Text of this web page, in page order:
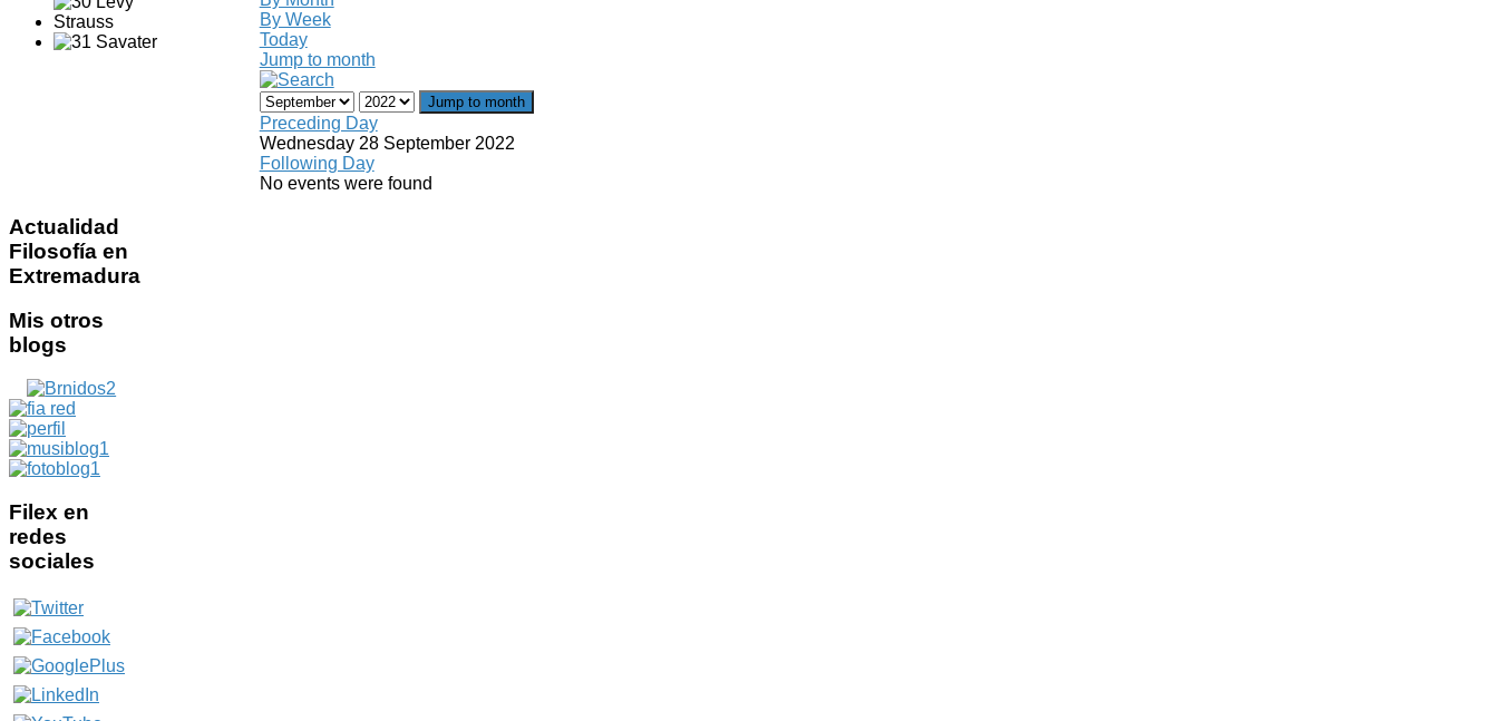
By Week
Today
Jump to month
Jump to month
Preceding Day
Wednesday 28 September 2022
Following Day
No events were found
Actualidad
Filosofía en
Extremadura
Mis otros
blogs
Filex en
redes
sociales